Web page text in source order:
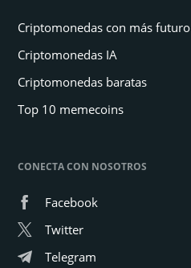
Criptomonedas con más futuro
Criptomonedas IA
Criptomonedas baratas
Top 10 memecoins
CONECTA CON NOSOTROS
Facebook
Twitter
Telegram